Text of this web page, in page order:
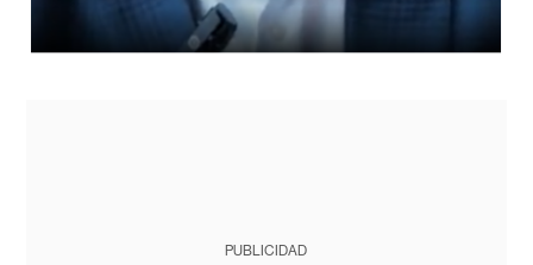
PUBLICIDAD